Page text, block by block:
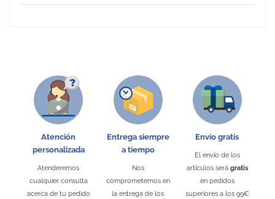
Atención
personalizada
Atenderemos
cualquier consulta
acerca de tu pedido
Entrega siempre
a tiempo
Nos
comprometemos en
la entrega de los
Envío gratis
El envío de los
artículos será gratis
en pedidos
superiores a los 99€